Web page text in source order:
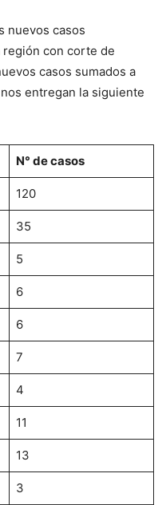
nuevos casos
región con corte de
casos sumados a
entregan la siguiente
N° de casos
120
35
5
6
6
7
4
11
13
3